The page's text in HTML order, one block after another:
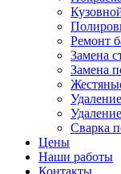
Ремонт
Замена
Замена
Сварка
Цены
Наши работы
Контакты